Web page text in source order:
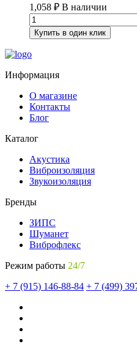
1,058 ₽ В наличии
Купить в один клик
Информация
О магазине
Контакты
Блог
Каталог
Акустика
Виброизоляция
Звукоизоляция
Бренды
ЗИПС
Шуманет
Виброфлекс
Режим работы 24/7
+ 7 (915) 146-88-84 + 7 (499)